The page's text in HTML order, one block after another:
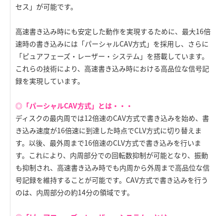
セス」が可能です。
高速書き込み時にも安定した動作を実現するために、最大16倍
速時の書き込みには「パーシャルCAV方式」を採用し、さらに
「ピュアフェーズ・レーザー・システム」を搭載しています。
これらの技術により、高速書き込み時における高品位な信号記
録を実現しています。
◎「パーシャルCAV方式」とは・・・
ディスクの最内周では12倍速のCAV方式で書き込みを始め、書
き込み速度が16倍速に到達した時点でCLV方式に切り替えま
す。以後、最外周まで16倍速のCLV方式で書き込みを行いま
す。これにより、内周部分での回転数抑制が可能となり、振動
も抑制され、高速書き込み時でも内周から外周まで高品位な信
号記録を維持することが可能です。CAV方式で書き込みを行う
のは、内周部分の約14分の領域です。